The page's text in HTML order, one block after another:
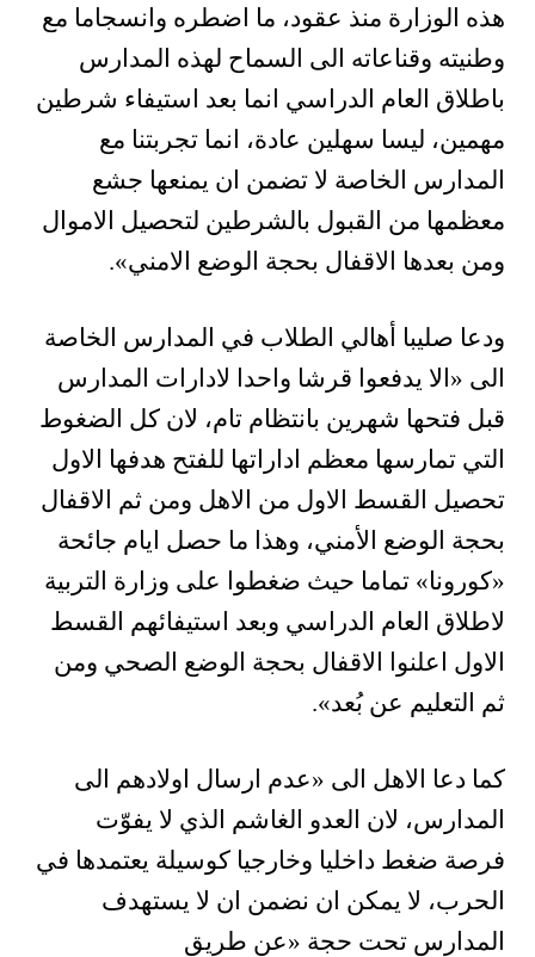
هذه الوزارة منذ عقود، ما اضطره وانسجاما مع
وطنيته وقناعاته الى السماح لهذه المدارس
باطلاق العام الدراسي انما بعد استيفاء شرطين
مهمين، ليسا سهلين عادة، انما تجربتنا مع
المدارس الخاصة لا تضمن ان يمنعها جشع
معظمها من القبول بالشرطين لتحصيل الاموال
ومن بعدها الاقفال بحجة الوضع الامني».
ودعا صليبا أهالي الطلاب في المدارس الخاصة
الى «الا يدفعوا قرشا واحدا لادارات المدارس
قبل فتحها شهرين بانتظام تام، لان كل الضغوط
التي تمارسها معظم اداراتها للفتح هدفها الاول
تحصيل القسط الاول من الاهل ومن ثم الاقفال
بحجة الوضع الأمني، وهذا ما حصل ايام جائحة
«كورونا» تماما حيث ضغطوا على وزارة التربية
لاطلاق العام الدراسي وبعد استيفائهم القسط
الاول اعلنوا الاقفال بحجة الوضع الصحي ومن
ثم التعليم عن بُعد».
كما دعا الاهل الى «عدم ارسال اولادهم الى
المدارس، لان العدو الغاشم الذي لا يفوّت
فرصة ضغط داخليا وخارجيا كوسيلة يعتمدها في
الحرب، لا يمكن ان نضمن ان لا يستهدف
المدارس تحت حجة «عن طريق